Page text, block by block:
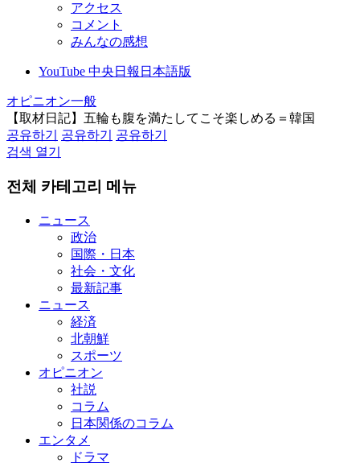
アクセス
コメント
みんなの感想
YouTube 中央日報日本語版
オピニオン一般
【取材日記】五輪も腹を満たしてこそ楽しめる＝韓国
공유하기
공유하기
공유하기
검색 열기
전체 카테고리 메뉴
ニュース
政治
国際・日本
社会・文化
最新記事
ニュース
経済
北朝鮮
スポーツ
オピニオン
社説
コラム
日本関係のコラム
エンタメ
ドラマ